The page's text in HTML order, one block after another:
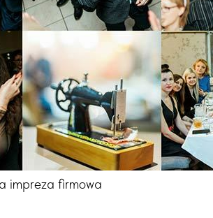
impreza firmowa